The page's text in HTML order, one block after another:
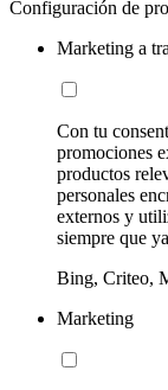
Configuración de
Marketing a
Con tu
promociones
productos
personales
externos y
siempre que
Bing, Criteo,
Marketing